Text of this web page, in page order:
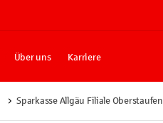
Über uns Karriere
Sparkasse Allgäu Filiale Oberstaufen